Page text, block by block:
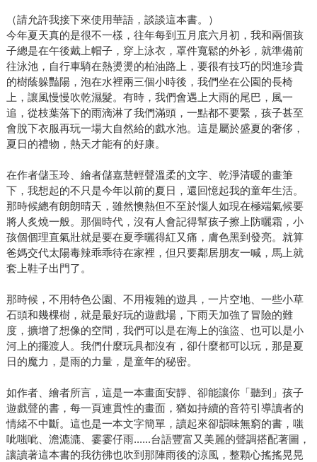
（請允許我接下來使用華語，談談這本書。）
今年夏天真的是很不一樣，往年每到五月底六月初，我和兩個孩
子總是在午後戴上帽子，穿上泳衣，罩件寬鬆的外衫，就準備前
往泳池，自行車騎在熱燙燙的柏油路上，要很有技巧的閃進珍貴
的樹蔭躲豔陽，泡在水裡兩三個小時後，我們坐在公園的長椅
上，讓風慢慢吹乾濕髮。有時，我們會遇上大雨的尾巴，風一
追，從枝葉落下的雨滴淋了我們滿頭，一點都不要緊，孩子甚至
會脫下衣服再玩一場大自然給的戲水池。這是屬於盛夏的奢侈，
夏日的禮物，熱天才能有的好康。
在作者儲玉玲、繪者儲嘉慧輕聲溫柔的文字、乾淨清暖的畫筆
下，我想起的不只是今年以前的夏日，還回憶起我的童年生活。
那時候總有朗朗晴天，雖然懊熱但不至於惱人如現在極端氣候要
將人炙燒一般。那個時代，沒有人會記得幫孩子擦上防曬霜，小
孩個個理直氣壯就是要在夏季曬得紅又痛，膚色黑到發亮。就算
爸媽交代太陽毒辣乖乖待在家裡，但只要鄰居朋友一喊，馬上就
套上鞋子出門了。
那時候，不用特色公園、不用複雜的遊具，一片空地、一些小草
石頭和幾棵樹，就是最好玩的遊戲場，下雨天加強了冒險的難
度，擴增了想像的空間，我們可以是在海上的強盜、也可以是小
河上的擺渡人。我們什麼玩具都沒有，卻什麼都可以玩，那是夏
日的魔力，是雨的力量，是童年的秘密。
如作者、繪者所言，這是一本畫面安靜、卻能讓你「聽到」孩子
遊戲聲的書，每一頁連貫性的畫面，猶如持續的音符引導讀者的
情緒不中斷。這也是一本文字簡單，讀起來卻韻味無窮的書，嗤
呲嗤呲、澹漉漉、霎霎仔雨......台語豐富又美麗的聲調搭配著圖，
讓讀著這本書的我彷彿也吹到那陣雨後的涼風，整顆心搖搖晃晃